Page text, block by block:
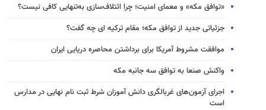
«توافق مکه» و معمای امنیت؛ چرا ائتلاف‌سازی به‌تنهایی کافی نیست؟
جزئیاتی جدید از توافق مکه؛ مقام ترکیه ای چه گفت؟
موافقت مشروط آمریکا برای برداشتن محاصره دریایی ایران
واکنش صنعا به توافق سه جانبه مکه
اجرای آزمون‌های غربالگری دانش آموزان شرط ثبت نام نهایی در مدارس
است